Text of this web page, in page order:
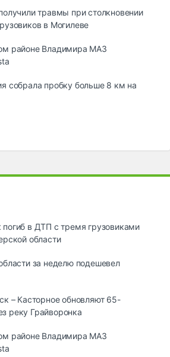
травмы при столкновении
в Могилеве
районе Владимира МАЗ
собрала пробку больше 8 км на
в ДТП с тремя грузовиками
области
за неделю подешевел
– Касторное обновляют 65-
реку Грайворонка
районе Владимира МАЗ